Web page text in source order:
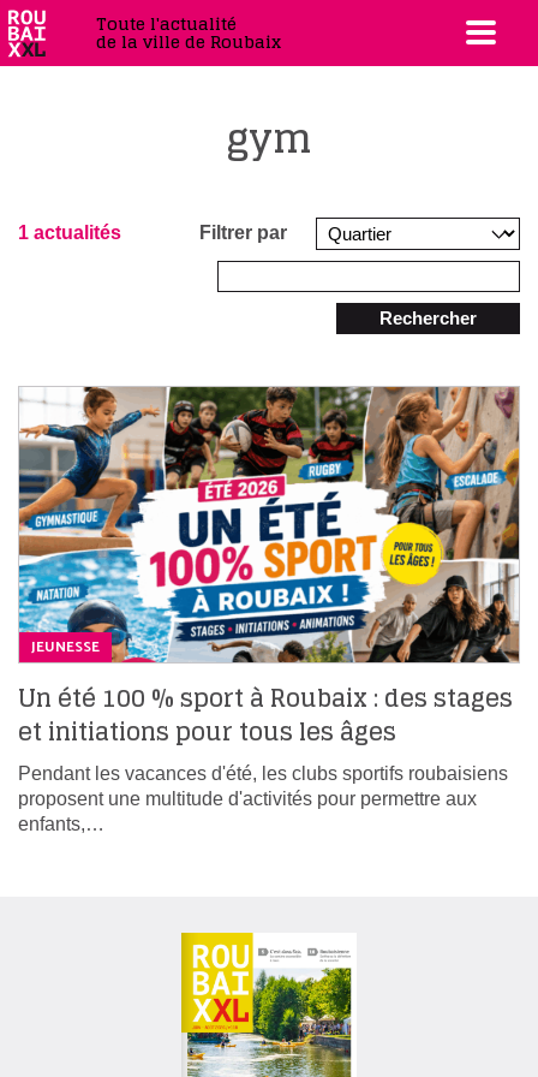
Toute l'actualité
de la ville de Roubaix
gym
1 actualités Filtrer par
Rechercher
JEUNESSE
Un été 100 % sport à Roubaix : des stages
et initiations pour tous les âges
Pendant les vacances d'été, les clubs sportifs roubaisiens
proposent une multitude d'activités pour permettre aux
enfants,…